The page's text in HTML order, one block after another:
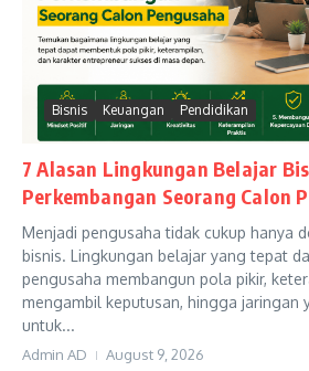
Bisnis Keuangan Pendidikan
7 Alasan Lingkungan Belajar
Perkembangan Seorang Calon
Menjadi pengusaha tidak cukup hanya
bisnis. Lingkungan belajar yang tepat
pengusaha membangun pola pikir,
mengambil keputusan, hingga jaringan
untuk...
Admin AD August 9, 2026